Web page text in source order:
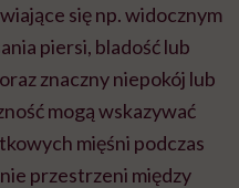
się np. widocznym
piersi, bladość lub
znaczny niepokój lub
mogą wskazywać
mięśni podczas
przestrzeni między